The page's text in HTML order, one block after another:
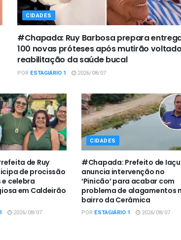
CIDADES
#Chapada: Ruy Barbosa prepara
100 novas próteses após mutirão
reabilitação da saúde bucal
POR ESTAGIÁRIO 1 2026/08/07
de Ruy
de procissão
e celebra
em Caldeirão
2026/08/07
CIDADES
#Chapada: Prefeito de Iaçu
anuncia intervenção no
‘Pinicão’ para acabar com
problema de alagamentos
bairro da Cerâmica
POR ESTAGIÁRIO 1 2026/08/07